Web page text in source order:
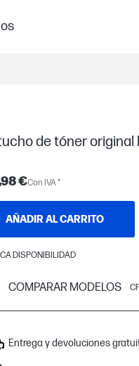
de tóner original
€Con IVA *
AÑADIR AL CARRITO
DISPONIBILIDAD
COMPARAR MODELOS
Entrega y devoluciones